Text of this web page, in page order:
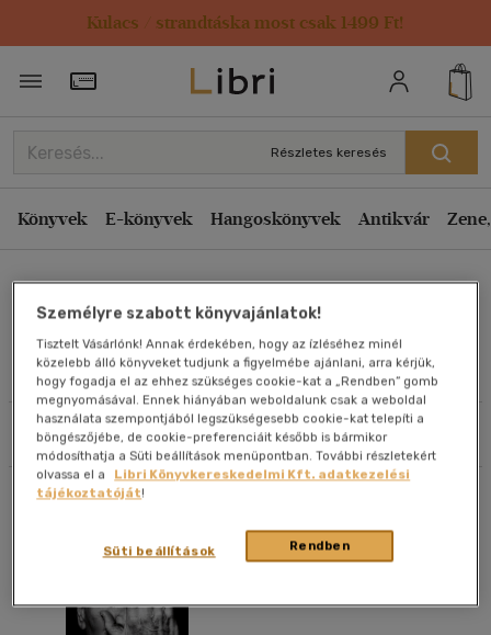
Kulacs / strandtáska most csak 1499 Ft!
Törzsvásárlói Kártya adatai
Részletes keresés
Könyvek E-könyvek Hangoskönyvek Antikvár
Paul Newman
Művei
Szűrés Rendezés
Rendezés
Kiadás éve szerint csökkenő
Ár szerint csökkenő
Eladott darabszám szerint csökkenő
Eladott darabszám szerint növekvő
Cím szerint A-Z
Szerző szerint A-Z
Megjelenítés
20 db / oldal
Alkalmaz
Személyre szabott könyvajánlatok!
Tisztelt Vásárlónk! Annak érdekében, hogy az ízléséhez minél
közelebb álló könyveket tudjunk a figyelmébe ajánlani, arra kérjük,
hogy fogadja el az ehhez szükséges cookie-kat a „Rendben” gomb
megnyomásával. Ennek hiányában weboldalunk csak a weboldal
használata szempontjából legszükségesebb cookie-kat telepíti a
böngészőjébe, de cookie-preferenciáit később is bármikor
módosíthatja a Süti beállítások menüpontban. További részletekért
olvassa el a
Libri Könyvkereskedelmi Kft. adatkezelési
tájékoztatóját!
Rendben
Süti beállítások